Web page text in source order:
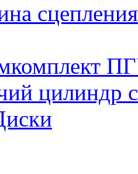
сцепления
цилиндр